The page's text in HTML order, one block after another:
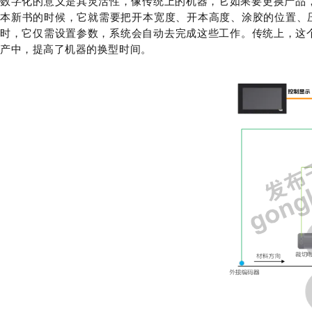
本新书的时候，它就需要把开本宽度、开本高度、涂胶的位置
时，它仅需设置参数，系统会自动去完成这些工作。传统上，
产中，提高了机器的换型时间。